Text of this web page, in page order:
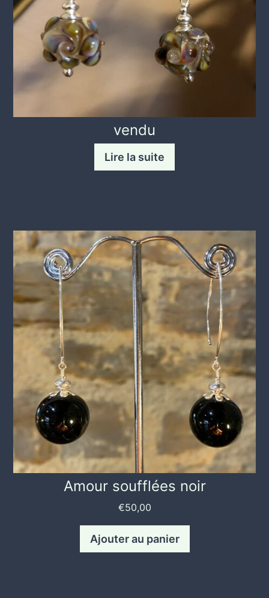
vendu
Lire la suite
Amour soufflées noir
€50,00
Ajouter au panier